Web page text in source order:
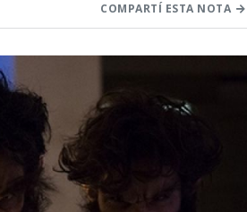
COMPARTÍ ESTA NOTA